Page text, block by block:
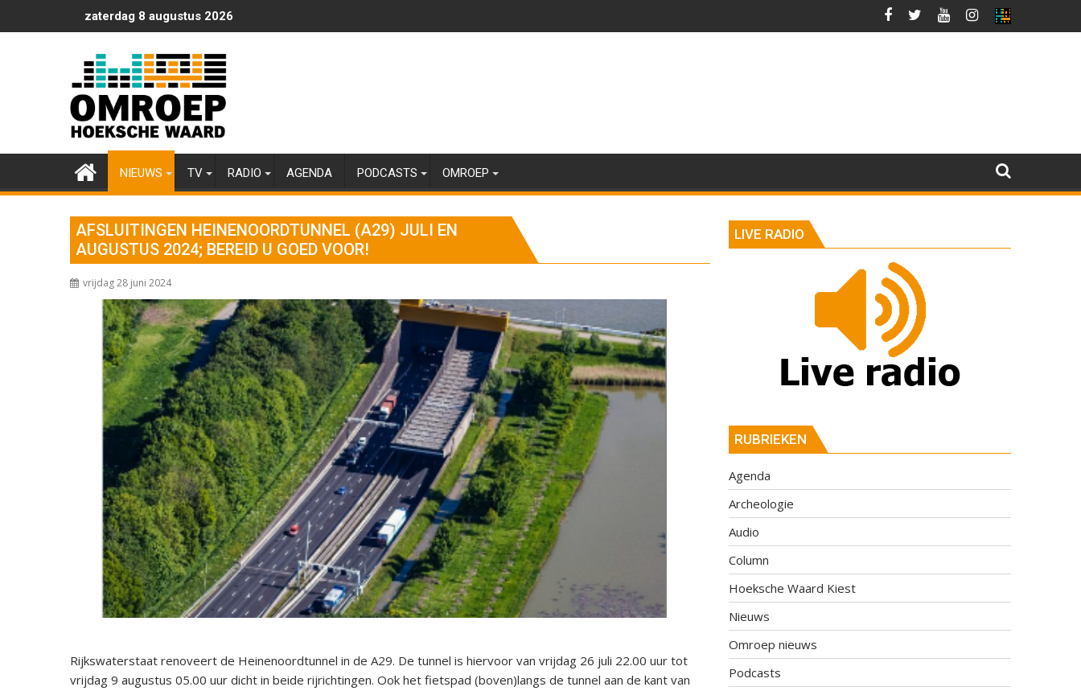
naar
zaterdag 8 augustus 2026
NIEUWS TV RADIO AGENDA PODCASTS OMROEP
AFSLUITINGEN HEINENOORDTUNNEL (A29) JULI EN
AUGUSTUS 2024; BEREID U GOED VOOR!
vrijdag 28 juni 2024
Rijkswaterstaat renoveert de Heinenoordtunnel in de A29. De tunnel is hiervoor van vrijdag 26 juli 22.00 uur tot
vrijdag 9 augustus 05.00 uur dicht in beide rijrichtingen. Ook het fietspad (boven)langs de tunnel aan de kant van
LIVE RADIO
RUBRIEKEN
Agenda
Archeologie
Audio
Column
Hoeksche Waard Kiest
Nieuws
Omroep nieuws
Podcasts